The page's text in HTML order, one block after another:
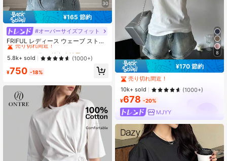
30
¥165 節約
#オーバーサイズフィット
FRIFUL レディース ウェーブ ストラ
イプ ルーズ コントラストトリム 半
袖Tシャツ、夏カジュアルウェア
#2 ベストセラー
特大 女性用Tシャツ
売り切れ間近！
#2 ベストセラー
売り切れ間近！
#2 ベストセラー
売り切れ間近！
#2 ベストセラー
売り切れ間近！
5.8k+ sold (1000+)
¥750 -18%
8
¥170 節約
#1 ベストセラー
ファブリック 女性用Tシャツ
売り切れ間近！
#1 ベストセラー
売り切れ間近！
#1 ベストセラー
売り切れ間近！
#1 ベストセラー
売り切れ間近！
10k+ sold (1000+)
¥678 -20%
MJYY